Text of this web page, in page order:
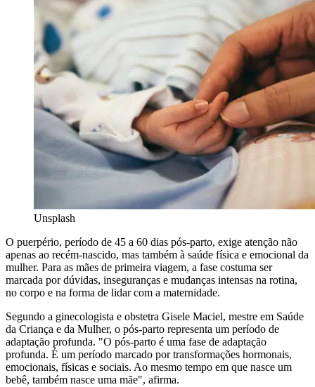
Unsplash
O puerpério, período de 45 a 60 dias pós-parto, exige atenção não
apenas ao recém-nascido, mas também à saúde física e emocional da
mulher. Para as mães de primeira viagem, a fase costuma ser
marcada por dúvidas, inseguranças e mudanças intensas na rotina,
no corpo e na forma de lidar com a maternidade.
Segundo a ginecologista e obstetra Gisele Maciel, mestre em Saúde
da Criança e da Mulher, o pós-parto representa um período de
adaptação profunda. "O pós-parto é uma fase de adaptação
profunda. É um período marcado por transformações hormonais,
emocionais, físicas e sociais. Ao mesmo tempo em que nasce um
bebê, também nasce uma mãe", afirma.